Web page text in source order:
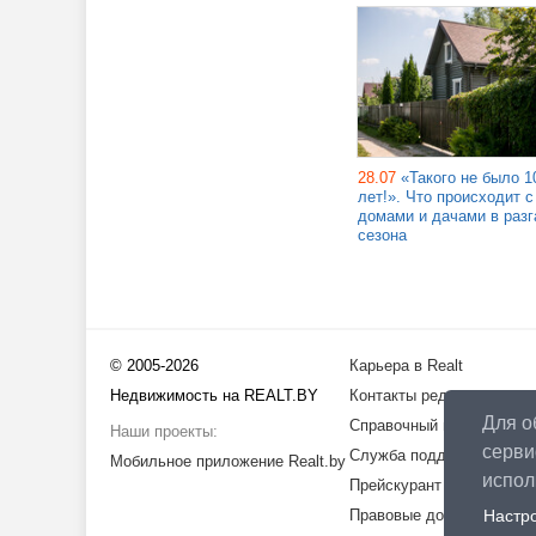
Для
28.07 «Такого не было
лет!». Что происходит с
домами и дачами в
сезона
© 2005-2026
Недвижимость на REALT.BY
Наши проекты:
Мобильное приложение Realt.by
Карьера в Realt
Контакты редакции
Справочный центр
Служба поддержки
Прейскурант
Правовые документы